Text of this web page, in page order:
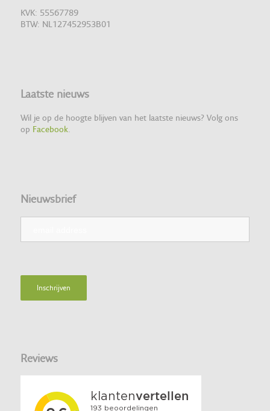
KVK: 55567789
BTW: NL127452953B01
Laatste nieuws
Wil je op de hoogte blijven van het laatste nieuws? Volg ons
op Facebook.
Nieuwsbrief
Reviews